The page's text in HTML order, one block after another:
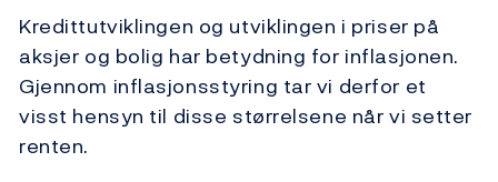
Kredittutviklingen og utviklingen i priser på
aksjer og bolig har betydning for inflasjonen.
Gjennom inflasjonsstyring tar vi derfor et
visst hensyn til disse størrelsene når vi setter
renten.